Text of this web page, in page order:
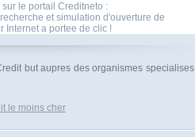
sur le portail Creditneto :
et simulation d'ouverture de
Internet a portee de clic !
but aupres des organismes specialises
le moins cher